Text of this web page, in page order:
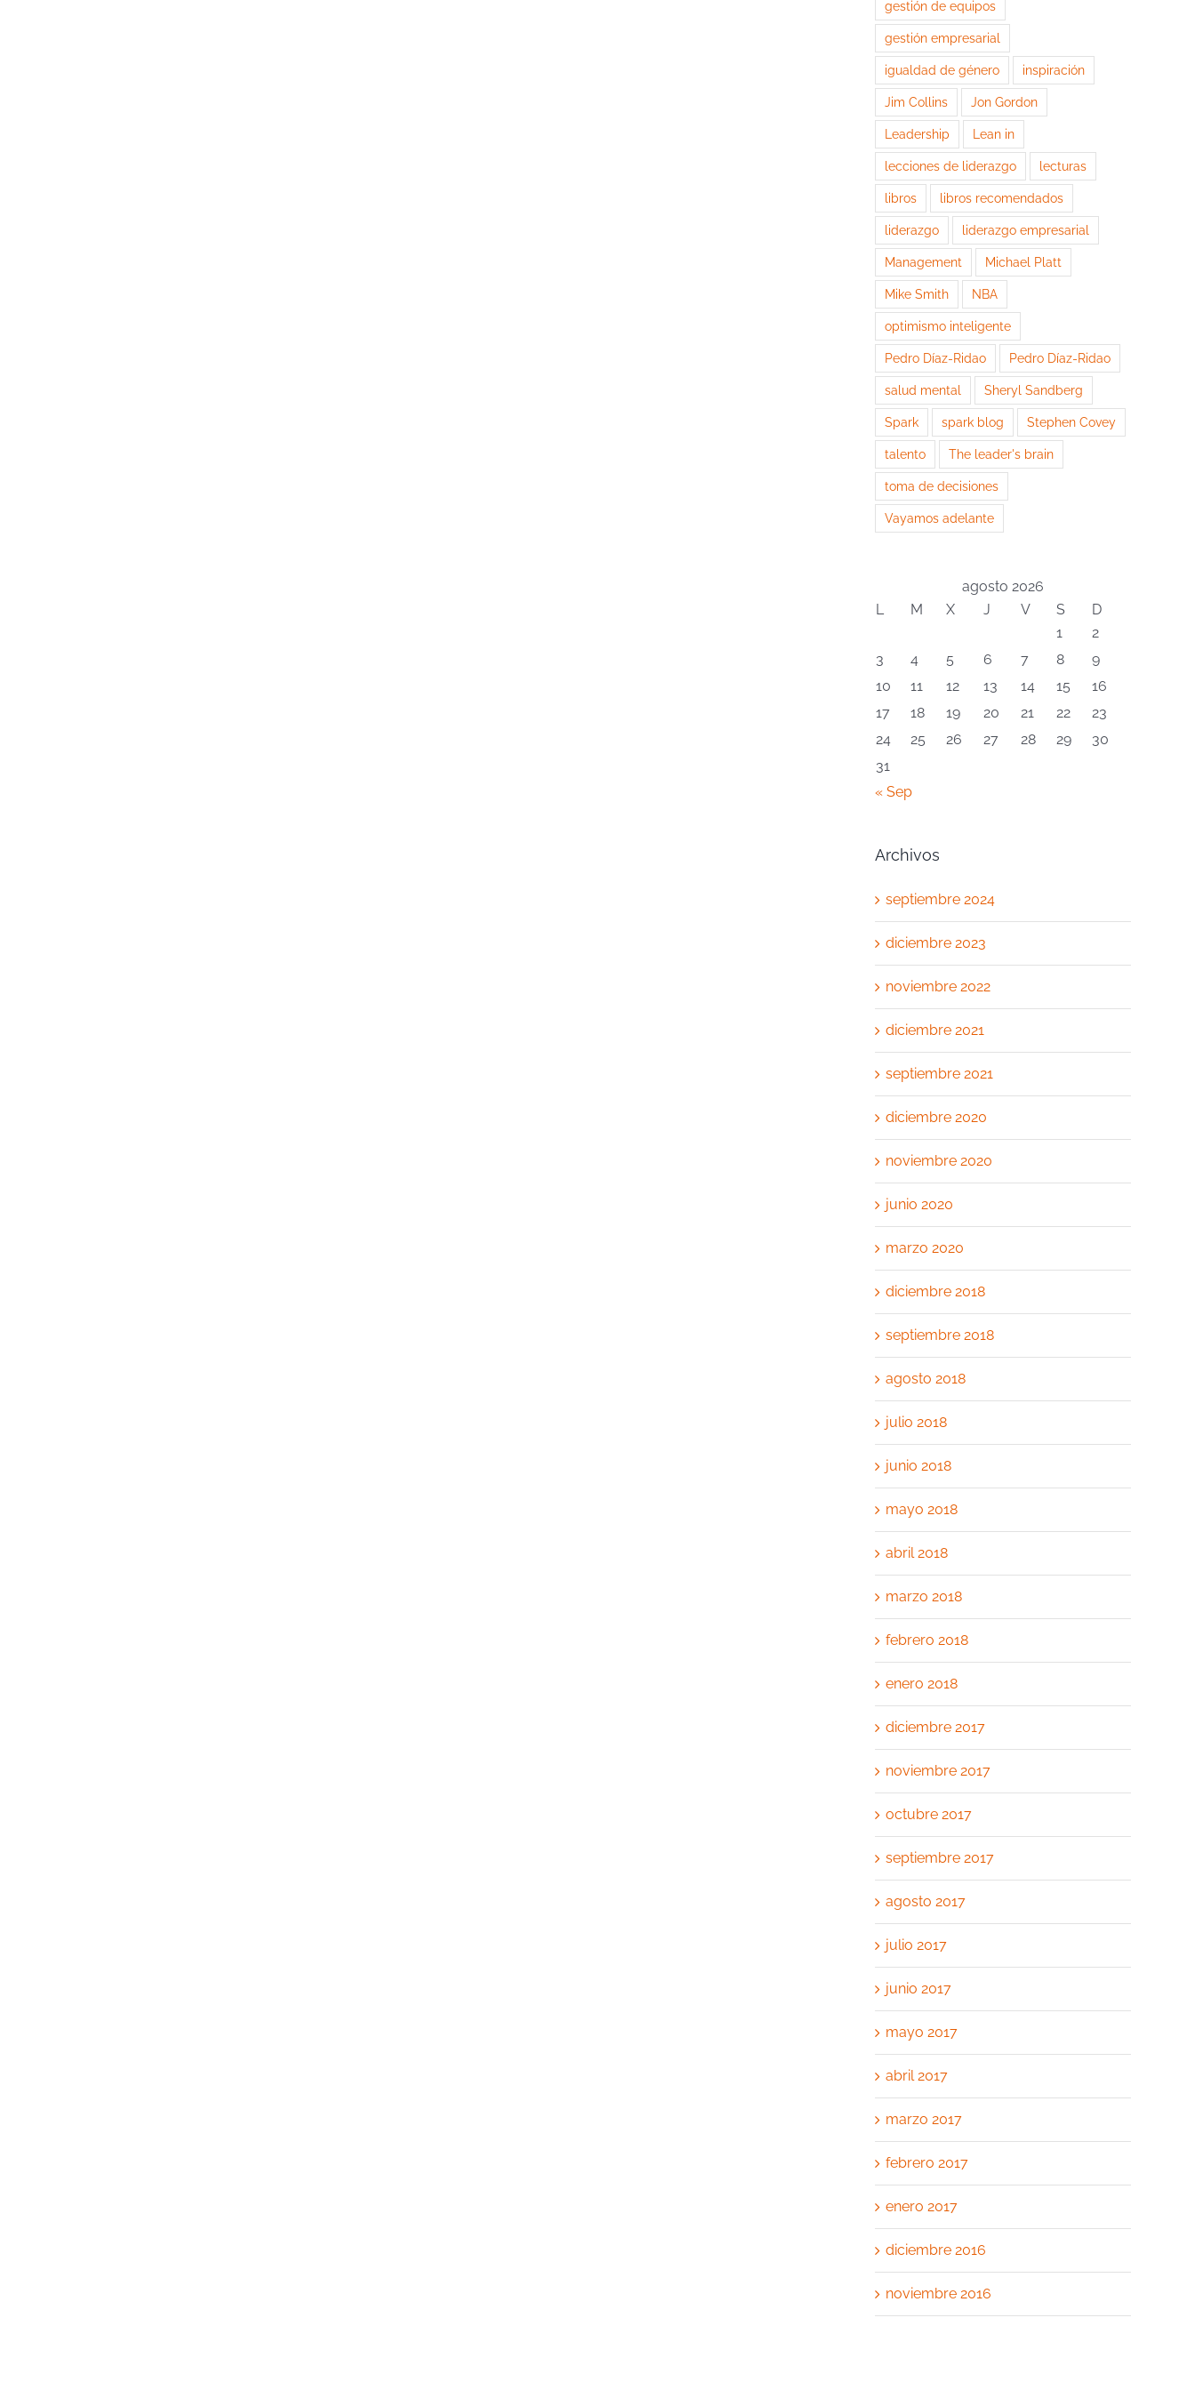
gestión de equipos
gestión empresarial
igualdad de género inspiración
Jim Collins Jon Gordon
Leadership Lean in
lecciones de liderazgo lecturas
libros libros recomendados
liderazgo liderazgo empresarial
Management Michael Platt
Mike Smith NBA
optimismo inteligente
Pedro Díaz-Ridao Pedro Díaz-Ridao
salud mental Sheryl Sandberg
Spark spark blog Stephen Covey
talento The leader's brain
toma de decisiones
Vayamos adelante
agosto 2026
L
M X J V S
D
1
2
3
4 5 6 7 8
9
10
11 12 13 14 15
16
17
18 19 20 21 22
23
24
25 26 27 28 29
30
31
« Sep
Archivos
septiembre 2024
diciembre 2023
noviembre 2022
diciembre 2021
septiembre 2021
diciembre 2020
noviembre 2020
junio 2020
marzo 2020
diciembre 2018
septiembre 2018
agosto 2018
julio 2018
junio 2018
mayo 2018
abril 2018
marzo 2018
febrero 2018
enero 2018
diciembre 2017
noviembre 2017
octubre 2017
septiembre 2017
agosto 2017
julio 2017
junio 2017
mayo 2017
abril 2017
marzo 2017
febrero 2017
enero 2017
diciembre 2016
noviembre 2016